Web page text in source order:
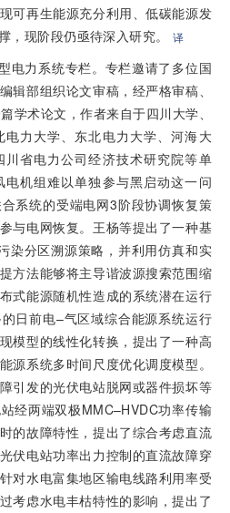
可再生能源充分利用、低碳能源发
，现阶段仍亟待深入研究。
译
电力系统专栏。专栏邀请了多位国
辑部组织论文审稿，经严格审稿、
学术论文，作者来自于四川大学、
力大学、东北电力大学、河海大
省电力公司经济技术研究院等单
机组难以单独参与黑启动这一问
系统的受端电网3阶段协调恢复策
与电网恢复。王杨等提出了一种基
染分区溯源策略，并利用仿真和实
方法能够将主导谐波源搜索范围缩
式能源随机性造成的系统潜在运行
日前电–气区域综合能源系统运行
模型的线性化转换，提出了一种高
源系统多时间尺度优化调度模型。
引发的光伏电站脱网或器件损坏等
经两端双极MMC–HVDC功率传输
的故障特性，提出了综合考虑直流
伏电站功率出力控制的直流故障穿
对水电富集地区输电线路利用率受
考虑水电丰枯特性的影响，提出了